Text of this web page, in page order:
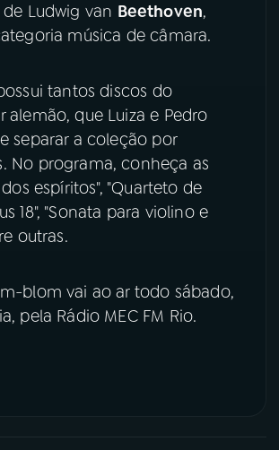
MEC
Ludwig van Beethoven,
música de câmara.
tantos discos do
alemão, que Luiza e Pedro
separar a coleção por
No programa, conheça as
espíritos", "Quarteto de
18", "Sonata para violino e
outras.
blom vai ao ar todo sábado,
pela Rádio MEC FM Rio.